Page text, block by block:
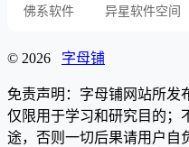
佛系软件 异星软件空间
© 2026 字母铺
免责声明：字母铺网站所发
仅限用于学习和研究目的；
途，否则一切后果请用户自